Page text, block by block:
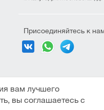
Присоединяйтесь к
вам лучшего
вы соглашаетесь с